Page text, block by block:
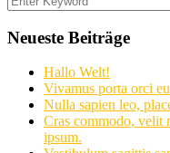
Neueste Beiträge
Hallo Welt!
Vivamus porta orci
Nulla sapien leo,
Cras commodo, velit
ipsum.